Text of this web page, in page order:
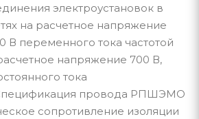
электроустановок в
на расчетное напряжение
В переменного тока частотой
напряжение 700 В,
тока
провода РПШЭМО
сопротивление изоляции